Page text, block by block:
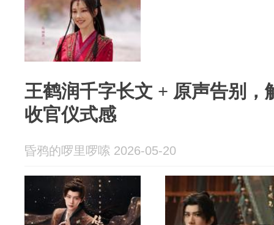
王鹤润千字长文 + 原声告别，
收官仪式感
昏鸦的啰里啰嗦 2026-05-20